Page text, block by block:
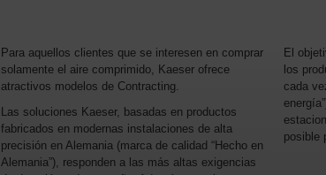
Para aquellos clientes que se interesen en comprar
solamente el aire comprimido, Kaeser ofrece
atractivos modelos de Contracting.
Las soluciones Kaeser, basadas en productos
fabricados en modernas instalaciones de alta
precisión en Alemania (marca de calidad “Hecho en
Alemania”), responden a las más altas exigencias
El
los
cada
posible